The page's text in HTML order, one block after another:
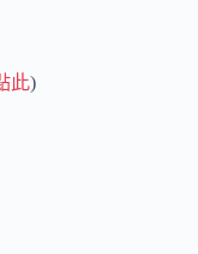
此)